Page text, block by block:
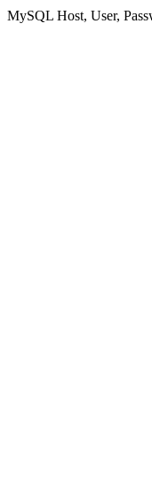
MySQL Host, User,